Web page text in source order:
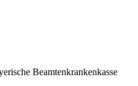
Beamtenkrankenkasse